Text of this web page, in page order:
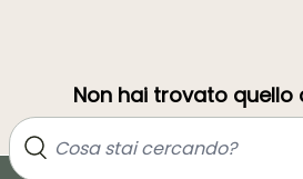
Non hai trovato quello